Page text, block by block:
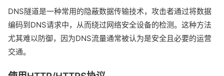
DNS隧道是一种常用的隐蔽数据传输技术，攻击者通过将数据
编码到DNS请求中，从而绕过网络安全设备的检测。这种方法
尤其难以防御，因为DNS流量通常被认为是安全且必要的运营
交通。